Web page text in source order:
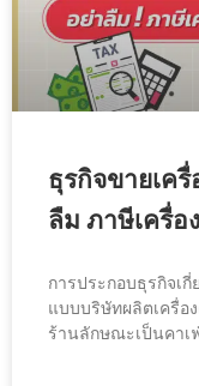
ธุรกิจขายเค
ลืม ภาษีเครื่อ
การประกอบธุรกิจเ
แบบบริษัทผลิตเครื่อ
ร้านลักษณะเป็นคา